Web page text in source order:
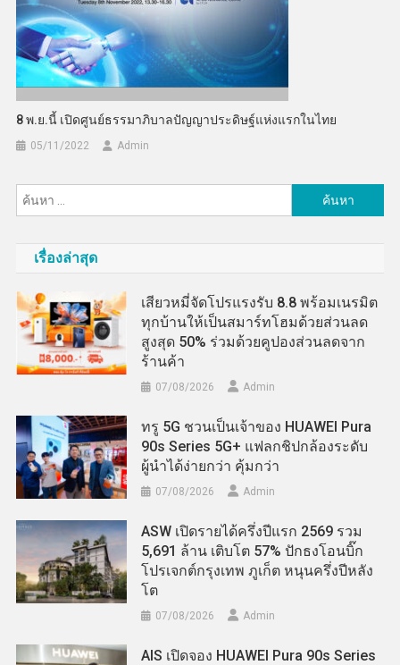
8 พ.ย.นี้ เปิดศูนย์ธรรมาภิบาลปัญญาประดิษฐ์แห่งแรกในไทย
05/11/2022 Admin
สำหรับ:
เรื่องล่าสุด
เสียวหมี่จัดโปรแรงรับ 8.8 พร้อมเนรมิต
ทุกบ้านให้เป็นสมาร์ทโฮมด้วยส่วนลด
สูงสุด 50% ร่วมด้วยคูปองส่วนลดจาก
ร้านค้า
07/08/2026 Admin
ทรู 5G ชวนเป็นเจ้าของ HUAWEI Pura
90s Series 5G+ แฟลกชิปกล้องระดับ
ผู้นำได้ง่ายกว่า คุ้มกว่า
07/08/2026 Admin
ASW เปิดรายได้ครึ่งปีแรก 2569 รวม
5,691 ล้าน เติบโต 57% ปักธงโอนบิ๊ก
โปรเจกต์กรุงเทพ ภูเก็ต หนุนครึ่งปีหลัง
โต
07/08/2026 Admin
AIS เปิดจอง HUAWEI Pura 90s Series